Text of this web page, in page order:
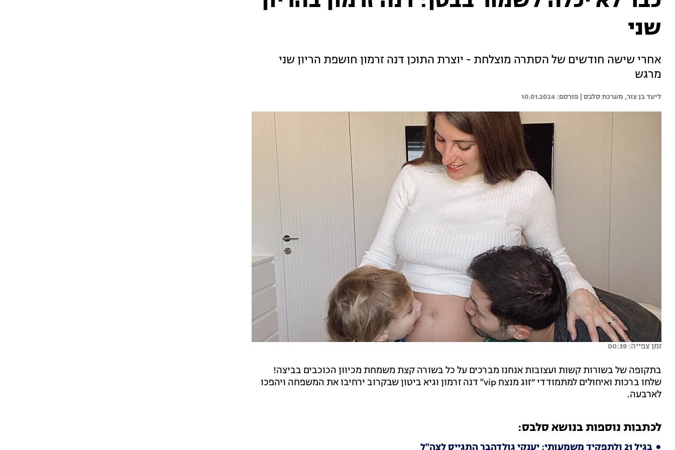
שני
אחרי שישה חודשים של הסתרה מוצלחת - יוצרת התוכן דנה זרמון חושפת הריון שני
מרגש
ליעד בן צור, מערכת סלבס | 10.01.2024
זמן צפייה: 00:39
בתקופה של בשורות קשות ועצובות אנחנו מברכים על כל בשורה קצת משמחת מכיוון הכוכבים בביצה!
שלחו ברכות ואיחולים למתמודדי ״זוג מנצח vip" דנה זרמון וגיא ביטון שבקרוב ירחיבו את המשפחה ויהפכו
לארבעה.
לכתבות נוספות בנושא סלבס:
בגיל 21 ולתפקיד משמעותי: יענקי גולדהבר התגייס לצה"ל